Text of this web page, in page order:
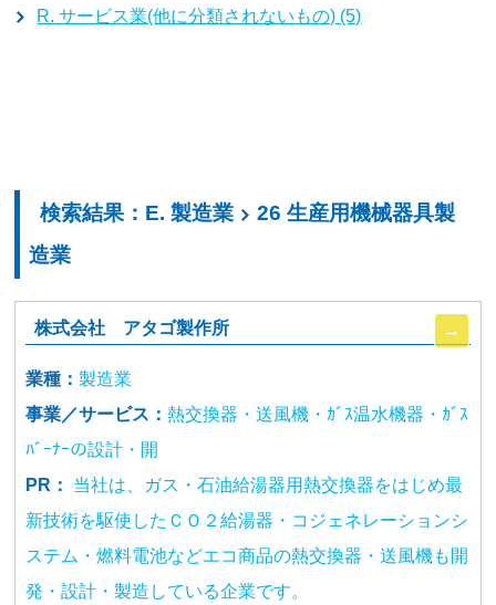
R. サービス業(他に分類されないもの) (5)
検索結果：E. 製造業
26 生産用機械器具製
造業
株式会社 アタゴ製作所
業種： 製造業
事業／サービス： 熱交換器・送風機・ｶﾞｽ温水機器・ｶﾞｽ
ﾊﾞｰﾅｰの設計・開
PR：
当社は、ガス・石油給湯器用熱交換器をはじめ最
新技術を駆使したＣＯ２給湯器・コジェネレーションシ
ステム・燃料電池などエコ商品の熱交換器・送風機も開
発・設計・製造している企業です。